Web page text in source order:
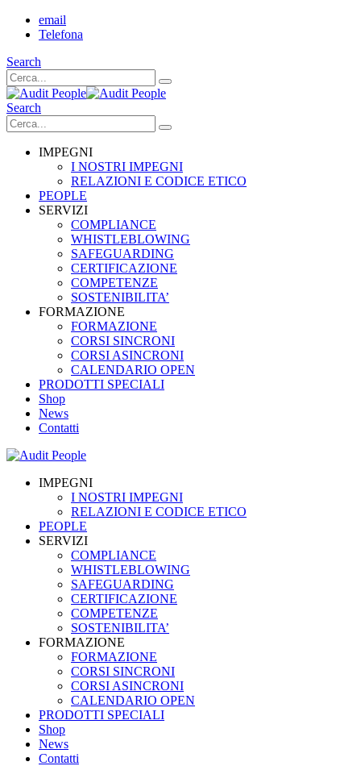
email
Telefona
Search
Search
IMPEGNI
I NOSTRI IMPEGNI
RELAZIONI E CODICE ETICO
PEOPLE
SERVIZI
COMPLIANCE
WHISTLEBLOWING
SAFEGUARDING
CERTIFICAZIONE
COMPETENZE
SOSTENIBILITA’
FORMAZIONE
FORMAZIONE
CORSI SINCRONI
CORSI ASINCRONI
CALENDARIO OPEN
PRODOTTI SPECIALI
Shop
News
Contatti
IMPEGNI
I NOSTRI IMPEGNI
RELAZIONI E CODICE ETICO
PEOPLE
SERVIZI
COMPLIANCE
WHISTLEBLOWING
SAFEGUARDING
CERTIFICAZIONE
COMPETENZE
SOSTENIBILITA’
FORMAZIONE
FORMAZIONE
CORSI SINCRONI
CORSI ASINCRONI
CALENDARIO OPEN
PRODOTTI SPECIALI
Shop
News
Contatti